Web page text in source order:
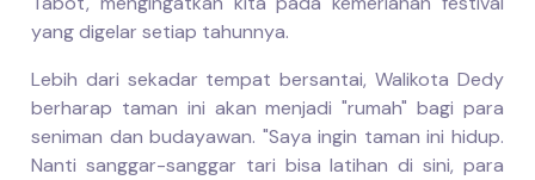
yang digelar setiap tahunnya.
Lebih dari sekadar tempat bersantai, Walikota Dedy
berharap taman ini akan menjadi "rumah" bagi para
seniman dan budayawan. "Saya ingin taman ini hidup.
Nanti sanggar-sanggar tari bisa latihan di sini, para